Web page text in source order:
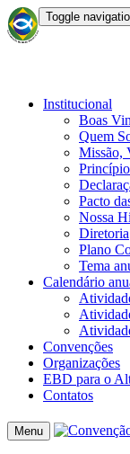
Toggle
Institucional
Boas
Quem
Missão,
Pacto
Nossa
Diretoria
Plano
Tema
Calendário
Convenções
Organizações
EBD para o
Contatos
Menu